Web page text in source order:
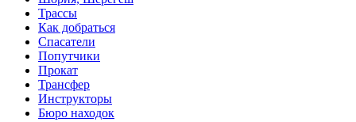
Трассы
Как добраться
Спасатели
Попутчики
Прокат
Трансфер
Инструкторы
Бюро находок